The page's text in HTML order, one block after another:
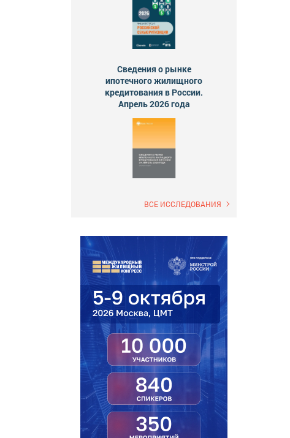
Сведения о рынке
ипотечного жилищного
кредитования в России.
Апрель 2026 года
ВСЕ ИССЛЕДОВАНИЯ